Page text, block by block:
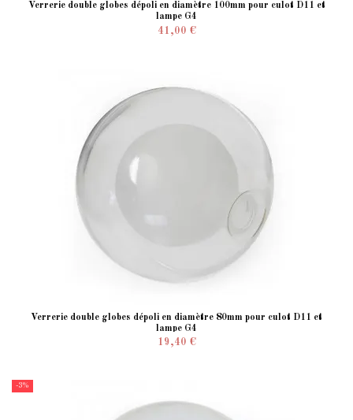
Verrerie double globes dépoli en diamètre 100mm pour culot D11 et
lampe G4
41,00 €
Verrerie double globes dépoli en diamètre 80mm pour culot D11 et
lampe G4
19,40 €
-3%